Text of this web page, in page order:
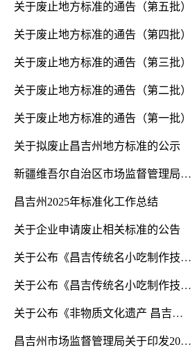
关于废止地方标准的通告（第五批）
​关于废止地方标准的通告（第四批）
关于废止地方标准的通告（第三批）
​关于废止地方标准的通告（第二批）
关于废止地方标准的通告（第一批）
关于拟废止昌吉州地方标准的公示
新疆维吾尔自治区市场监督管理局关于发布《2026年新疆维吾尔自治区地方标准立项申报指南》的通告
昌吉州2025年标准化工作总结
关于企业申请废止相关标准的公告
关于公布《昌吉传统名小吃制作技艺凉粉》等5项团体标准目录的公告
关于公布《昌吉传统名小吃制作技艺火烧》等5项团体标准目录的公告
关于公布《非物质文化遗产 昌吉传统名小吃制作技艺九碗三行子》等5项团体标准目录的公告
昌吉州市场监督管理局关于印发2025年昌吉州地方标准制（修）订计划项目的通告